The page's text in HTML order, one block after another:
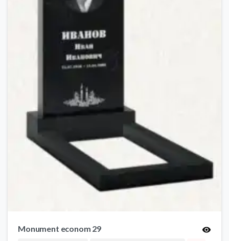
Monument econom 29